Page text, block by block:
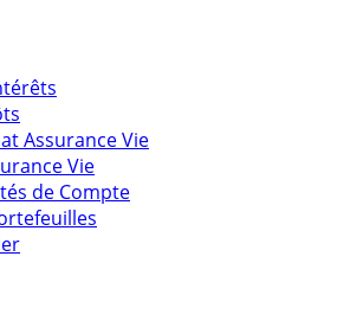
Assurance Vie
Vie
de Compte